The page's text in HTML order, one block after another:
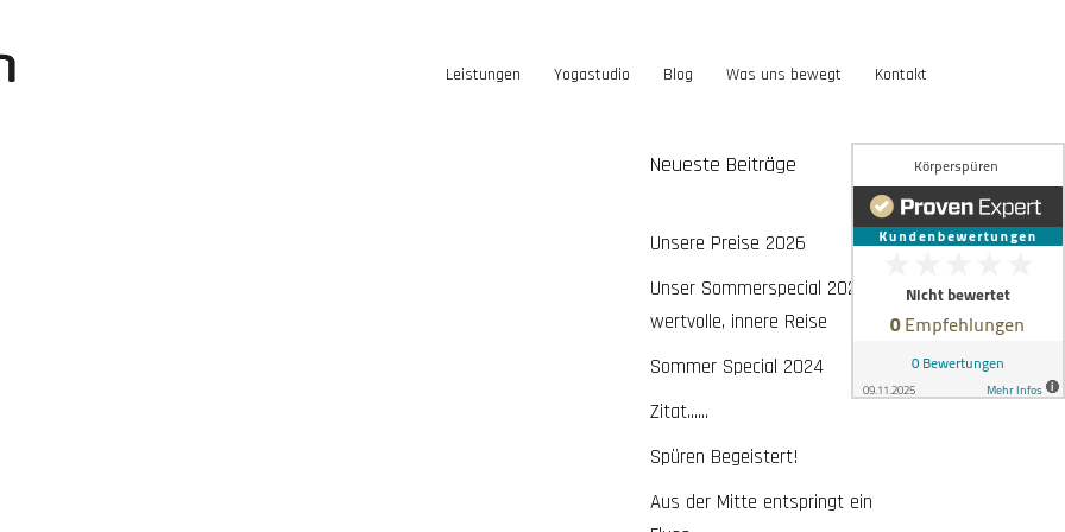
Leistungen Yogastudio Blog Was uns bewegt Kontakt
Neueste Beiträge
Unsere Preise 2026
Unser Sommerspecial 2026 – eine
wertvolle, innere Reise
Sommer Special 2024
Zitat……
Spüren Begeistert!
Aus der Mitte entspringt ein